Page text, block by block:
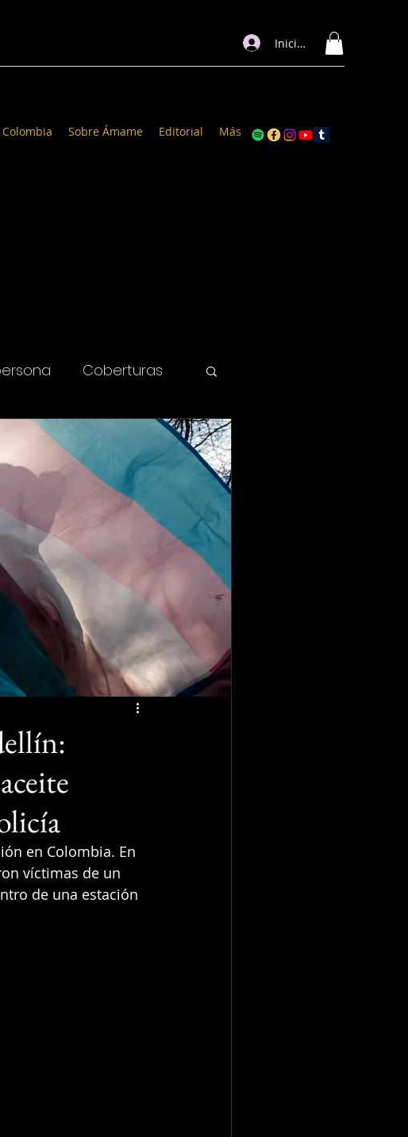
Iniciar sesión
Sobre Ámame Editorial Más
Coberturas
Colombia
en Colombia. En
víctimas de un
de una estación